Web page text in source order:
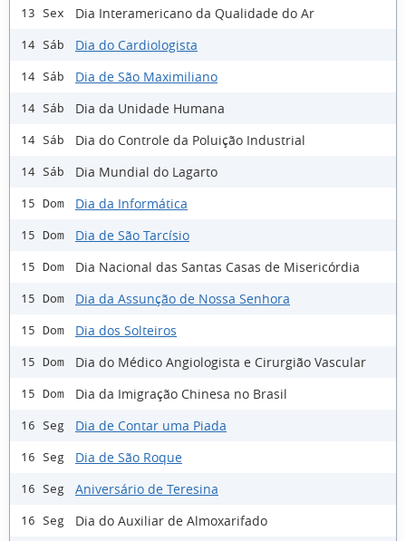
13 Sex Dia Interamericano da Qualidade do Ar
14 Sáb Dia do Cardiologista
14 Sáb Dia de São Maximiliano
14 Sáb Dia da Unidade Humana
14 Sáb Dia do Controle da Poluição Industrial
14 Sáb Dia Mundial do Lagarto
15 Dom Dia da Informática
15 Dom Dia de São Tarcísio
15 Dom Dia Nacional das Santas Casas de Misericórdia
15 Dom Dia da Assunção de Nossa Senhora
15 Dom Dia dos Solteiros
15 Dom Dia do Médico Angiologista e Cirurgião Vascular
15 Dom Dia da Imigração Chinesa no Brasil
16 Seg Dia de Contar uma Piada
16 Seg Dia de São Roque
16 Seg Aniversário de Teresina
16 Seg Dia do Auxiliar de Almoxarifado